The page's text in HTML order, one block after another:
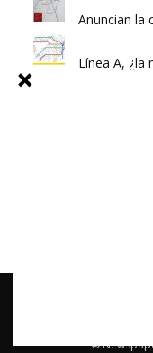
Anuncian la
Línea A, ¿la
©